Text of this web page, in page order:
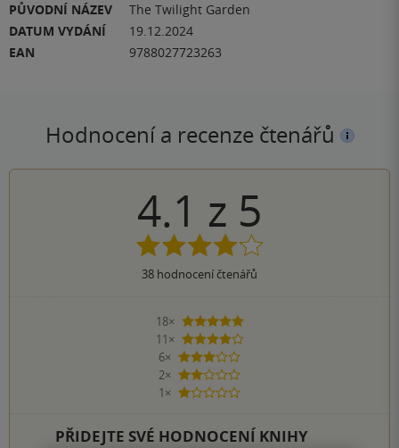
PŮVODNÍ NÁZEV
The Twilight Garden
DATUM VYDÁNÍ
19.12.2024
EAN
9788027723263
Hodnocení a recenze čtenářů
4.1 z 5
38 hodnocení čtenářů
18×
5 hvězdiček
11×
4 hvězdičky
6×
3 hvězdičky
2×
2 hvězdičky
1×
1 hvezdička
PŘIDEJTE SVÉ HODNOCENÍ KNIHY